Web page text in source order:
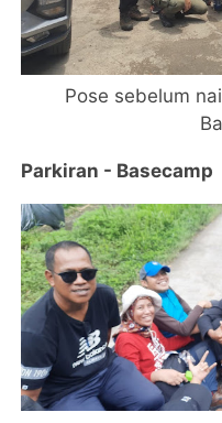
Pose sebelum
Parkiran - Basecamp